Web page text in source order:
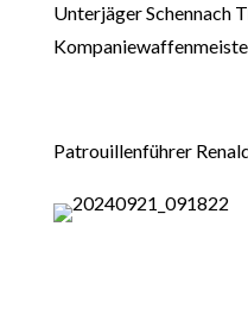
Unterjäger Schennach
Patrouillenführer